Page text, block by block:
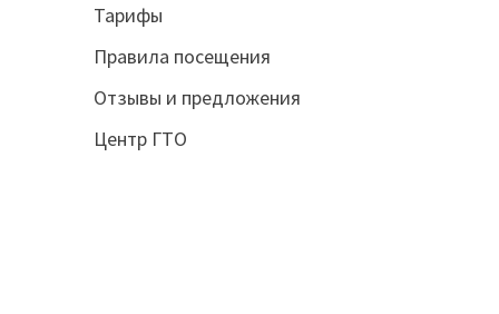
Тарифы
Правила посещения
Отзывы и предложения
Центр ГТО